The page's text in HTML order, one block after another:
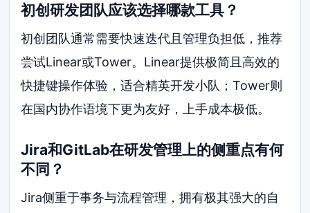
初创研发团队应该选择哪款工具？
初创团队通常需要快速迭代且管理负担低，推荐
尝试Linear或Tower。Linear提供极简且高效的
快捷键操作体验，适合精英开发小队；Tower则
在国内协作语境下更为友好，上手成本极低。
Jira和GitLab在研发管理上的侧重点有何
不同？
Jira侧重于事务与流程管理，拥有极其强大的自